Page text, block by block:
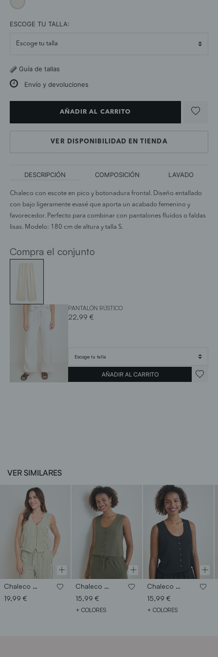
ESCOGE TU TALLA:
Guía de tallas
Envío y devoluciones
AÑADIR AL CARRITO
VER DISPONIBILIDAD EN TIENDA
DESCRIPCIÓN COMPOSICIÓN LAVADO
Chaleco con escote en pico y botonadura frontal. Diseño entallado
con bajo ligeramente evasé que aporta un acabado femenino y
favorecedor. Perfecto para combinar con pantalones fluidos o faldas
lisas. Modelo: 180 cm de altura y talla S.
Compra el conjunto
PANTALÓN RÚSTICO
22,99 €
AÑADIR AL CARRITO
VER SIMILARES
Chaleco raya
19,99 €
Chaleco botones pequeños
15,99 €
+ COLORES
Chaleco botones pequeños
15,99 €
+ COLORES